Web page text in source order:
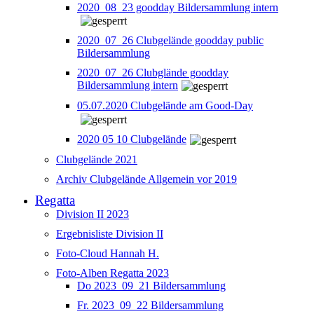
2020_08_23 goodday Bildersammlung intern
2020_07_26 Clubgelände goodday public
Bildersammlung
2020_07_26 Clubglände goodday
Bildersammlung intern
05.07.2020 Clubgelände am Good-Day
2020 05 10 Clubgelände
Clubgelände 2021
Archiv Clubgelände Allgemein vor 2019
Regatta
Division II 2023
Ergebnisliste Division II
Foto-Cloud Hannah H.
Foto-Alben Regatta 2023
Do 2023_09_21 Bildersammlung
Fr. 2023_09_22 Bildersammlung